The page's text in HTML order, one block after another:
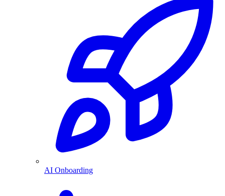
AI Onboarding